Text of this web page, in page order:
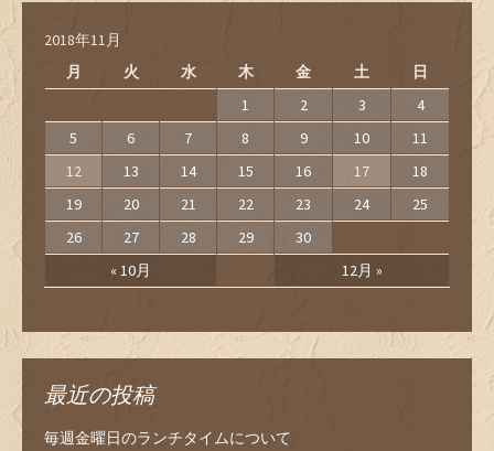
2018年11月
月
火 水 木 金 土 日
« 10月 12月 »
1 2 3
4
5
6 7 8 9 10
11
12
13 14 15 16 17
18
19
20 21 22 23 24
25
26
27 28 29 30
最近の投稿
毎週金曜日のランチタイムについて